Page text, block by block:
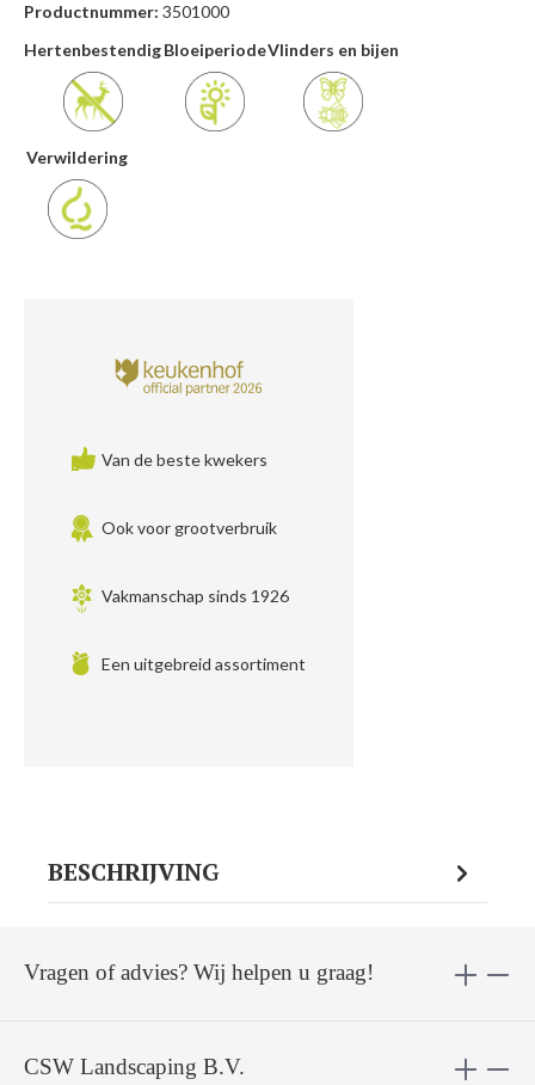
Productnummer: 3501000
HertenbestendigBloeiperiodeVlinders en bijen
Verwildering
Van de beste kwekers
Ook voor grootverbruik
Vakmanschap sinds 1926
Een uitgebreid assortiment
BESCHRIJVING
CSW Landscaping B.V.
Vragen of advies? Wij helpen u graag!